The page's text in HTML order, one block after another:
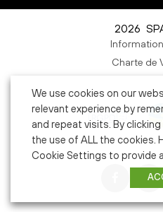
2026
Charte de
We use cookies on our
relevant experience by
and repeat visits. By
the use of ALL the cookies.
Cookie Settings to provide